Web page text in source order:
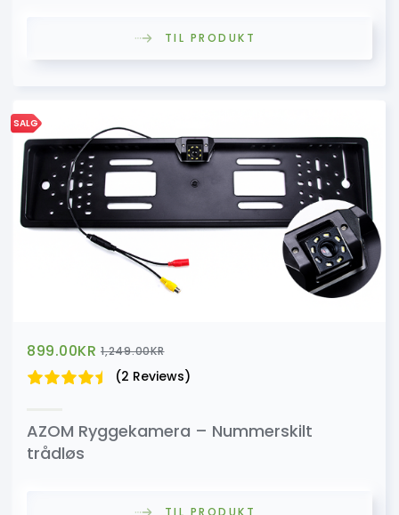
TIL PRODUKT
SALG
899.00KR 1,249.00KR
(2 Reviews)
AZOM Ryggekamera – Nummerskilt
trådløs
TIL PRODUKT